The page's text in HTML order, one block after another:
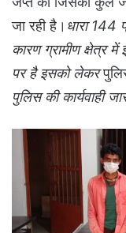
जा रही है। धारा 144
कारण ग्रामीण क्षेत्र
पर है इसको लेकर
पुलिस की कार्यवाही